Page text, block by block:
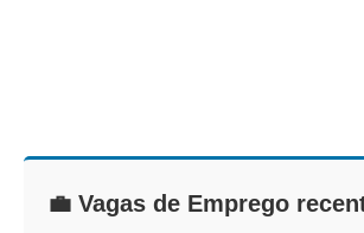
💼 Vagas de Emprego